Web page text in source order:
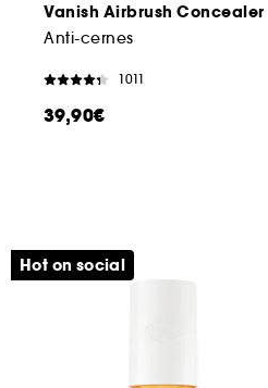
Vanish Airbrush Concealer
Anti-cernes
1011
39,90€
Hot on social